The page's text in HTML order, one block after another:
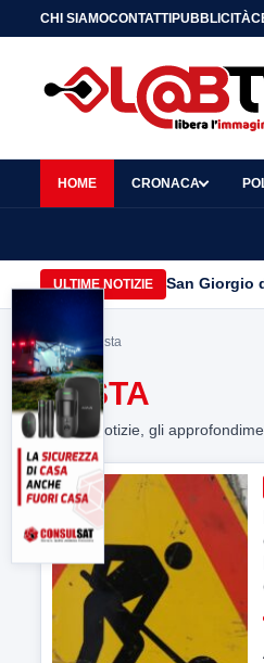
CHI SIAMOCONTATTIPUBBLICITÀ
HOME CRONACA
ULTIME NOTIZIE San Giorgio
Home> sosta
SOSTA
Tutte le notizie, gli